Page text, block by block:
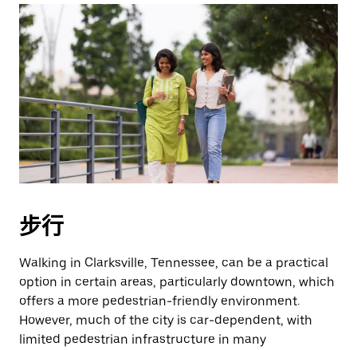
步行
Walking in Clarksville, Tennessee, can be a practical
option in certain areas, particularly downtown, which
offers a more pedestrian-friendly environment.
However, much of the city is car-dependent, with
limited pedestrian infrastructure in many